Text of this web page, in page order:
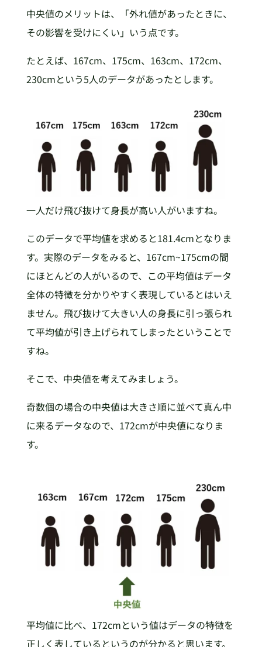
中央値のメリットは、「外れ値があったときに、
その影響を受けにくい」いう点です。
たとえば、167cm、175cm、163cm、172cm、
230cmという5人のデータがあったとします。
一人だけ飛び抜けて身長が高い人がいますね。
このデータで平均値を求めると181.4cmとなりま
す。実際のデータをみると、167cm~175cmの間
にほとんどの人がいるので、この平均値はデータ
全体の特徴を分かりやすく表現しているとはいえ
ません。飛び抜けて大きい人の身長に引っ張られ
て平均値が引き上げられてしまったということで
すね。
そこで、中央値を考えてみましょう。
奇数個の場合の中央値は大きさ順に並べて真ん中
に来るデータなので、172cmが中央値になりま
す。
平均値に比べ、172cmという値はデータの特徴を
正しく表しているというのが分かると思います。